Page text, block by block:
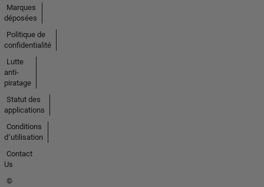
Marques
déposées
Politique de
confidentialité
Lutte
anti-
piratage
Statut des
applications
Conditions
d՚utilisation
Contact
Us
©